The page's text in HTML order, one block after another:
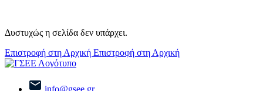
Δυστυχώς η σελίδα δεν υπάρχει.
Επιστροφή στη Αρχική Επιστροφή στη Αρχική